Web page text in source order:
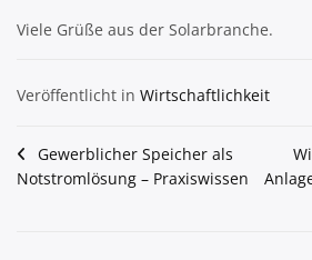
Viele Grüße aus der Solarbranche.
Veröffentlicht in Wirtschaftlichkeit
Beitragsnavigation
Gewerblicher Speicher als
Notstromlösung – Praxiswissen